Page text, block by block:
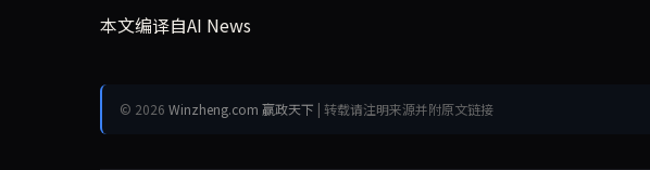
本文编译自AI News
© 2026 Winzheng.com 赢政天下 | 转载请注明来源并附原文链接